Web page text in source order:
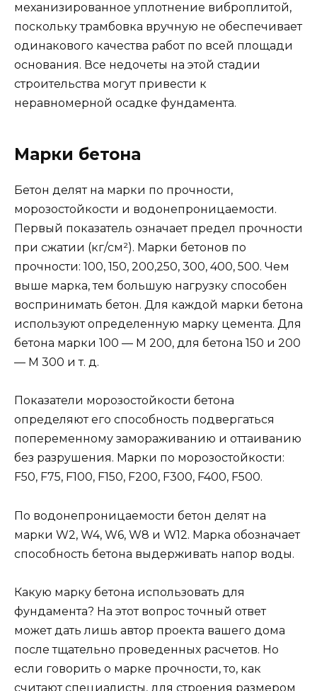
механизированное уплотнение виброплитой,
поскольку трамбовка вручную не обеспечивает
одинакового качества работ по всей площади
основания. Все недочеты на этой стадии
строительства могут привести к
неравномерной осадке фундамента.
Марки бетона
Бетон делят на марки по прочности,
морозостойкости и водонепроницаемости.
Первый показатель означает предел прочности
при сжатии (кг/см²). Марки бетонов по
прочности: 100, 150, 200,250, 300, 400, 500. Чем
выше марка, тем большую нагрузку способен
воспринимать бетон. Для каждой марки бетона
используют определенную марку цемента. Для
бетона марки 100 — М 200, для бетона 150 и 200
— М 300 и т. д.
Показатели морозостойкости бетона
определяют его способность подвергаться
попеременному замораживанию и оттаиванию
без разрушения. Марки по морозостойкости:
F50, F75, F100, F150, F200, F300, F400, F500.
По водонепроницаемости бетон делят на
марки W2, W4, W6, W8 и W12. Марка обозначает
способность бетона выдерживать напор воды.
Какую марку бетона использовать для
фундамента? На этот вопрос точный ответ
может дать лишь автор проекта вашего дома
после тщательно проведенных расчетов. Но
если говорить о марке прочности, то, как
считают специалисты, для строения размером